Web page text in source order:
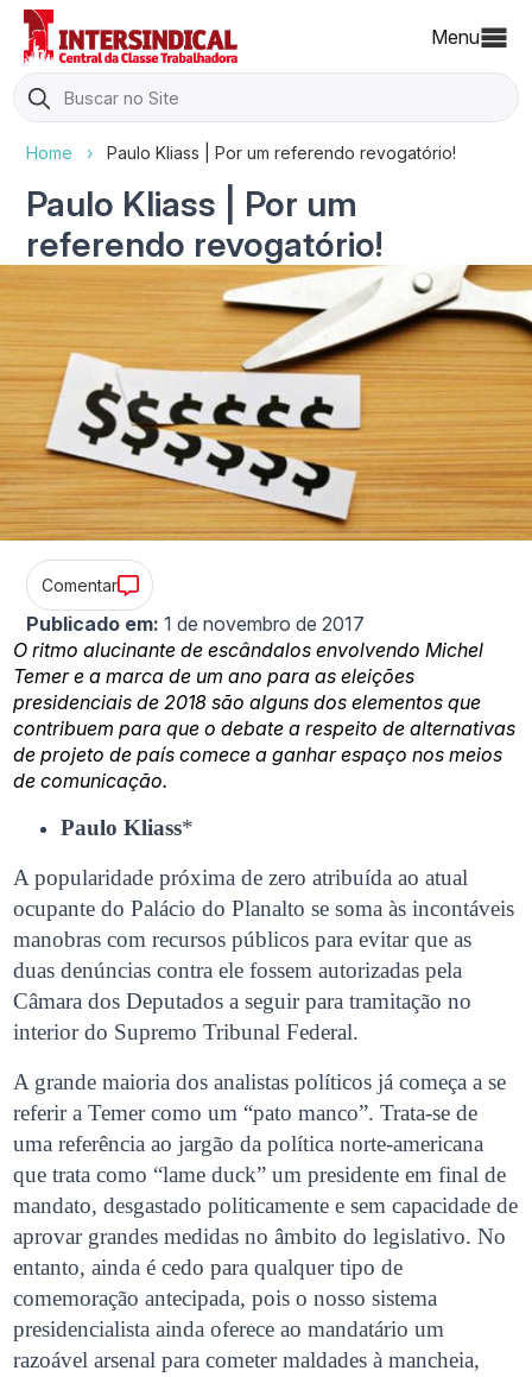
Menu
Search
for:
Home › Paulo Kliass | Por um referendo revogatório!
Paulo Kliass | Por um
referendo revogatório!
Comentar
Publicado em: 1 de novembro de 2017
O ritmo alucinante de escândalos envolvendo Michel
Temer e a marca de um ano para as eleições
presidenciais de 2018 são alguns dos elementos que
contribuem para que o debate a respeito de alternativas
de projeto de país comece a ganhar espaço nos meios
de comunicação.
Paulo Kliass*
A popularidade próxima de zero atribuída ao atual
ocupante do Palácio do Planalto se soma às incontáveis
manobras com recursos públicos para evitar que as
duas denúncias contra ele fossem autorizadas pela
Câmara dos Deputados a seguir para tramitação no
interior do Supremo Tribunal Federal.
A grande maioria dos analistas políticos já começa a se
referir a Temer como um “pato manco”. Trata-se de
uma referência ao jargão da política norte-americana
que trata como “lame duck” um presidente em final de
mandato, desgastado politicamente e sem capacidade de
aprovar grandes medidas no âmbito do legislativo. No
entanto, ainda é cedo para qualquer tipo de
comemoração antecipada, pois o nosso sistema
presidencialista ainda oferece ao mandatário um
razoável arsenal para cometer maldades à mancheia,